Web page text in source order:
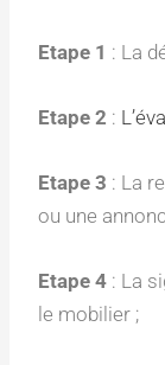
Etape 1 : La
Etape 2 :
Etape 3 : La
ou une
Etape 4 : La
le mobilier ;